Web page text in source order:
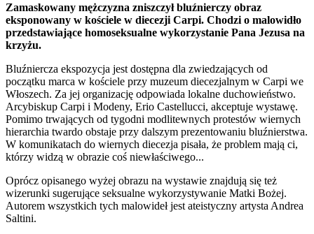
Zamaskowany mężczyzna zniszczył bluźnierczy obraz
eksponowany w kościele w diecezji Carpi. Chodzi o malowidło
przedstawiające homoseksualne wykorzystanie Pana Jezusa na
krzyżu.
Bluźniercza ekspozycja jest dostępna dla zwiedzających od
początku marca w kościele przy muzeum diecezjalnym w Carpi we
Włoszech. Za jej organizację odpowiada lokalne duchowieństwo.
Arcybiskup Carpi i Modeny, Erio Castellucci, akceptuje wystawę.
Pomimo trwających od tygodni modlitewnych protestów wiernych
hierarchia twardo obstaje przy dalszym prezentowaniu bluźnierstwa.
W komunikatach do wiernych diecezja pisała, że problem mają ci,
którzy widzą w obrazie coś niewłaściwego...
Oprócz opisanego wyżej obrazu na wystawie znajdują się też
wizerunki sugerujące seksualne wykorzystywanie Matki Bożej.
Autorem wszystkich tych malowideł jest ateistyczny artysta Andrea
Saltini.